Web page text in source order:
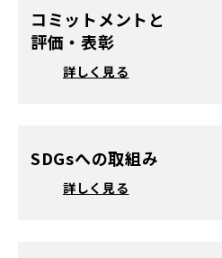
コミットメントと
評価・表彰
詳しく見る
SDGsへの取組み
詳しく見る